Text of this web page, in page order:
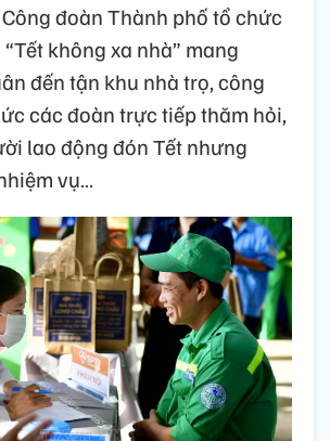
đoàn Thành phố tổ chức
không xa nhà” mang
đến tận khu nhà trọ, công
các đoàn trực tiếp thăm hỏi,
lao động đón Tết nhưng
vụ…